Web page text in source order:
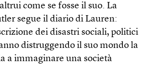
come se fosse il suo. La
segue il diario di Lauren:
dei disastri sociali, politici
distruggendo il suo mondo la
a immaginare una società